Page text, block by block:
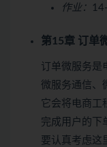
作业：
第15章 订单
订单微服务是
微服务通信、
它会将电商工
完成用户的下
要认真考虑这